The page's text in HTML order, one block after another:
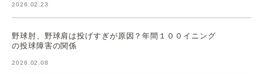
2026.02.23
野球肘、野球肩は投げすぎが原因？年間１００イニング
の投球障害の関係
2026.02.08